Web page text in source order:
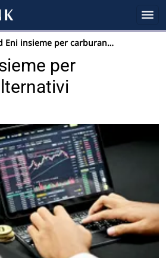
Eni insieme per carburan…
per